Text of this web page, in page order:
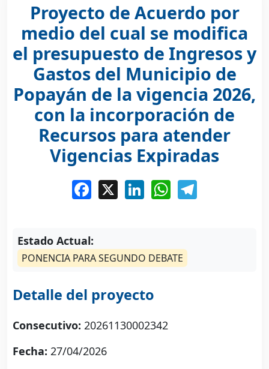
Proyecto de Acuerdo por
medio del cual se modifica
el presupuesto de Ingresos y
Gastos del Municipio de
Popayán de la vigencia 2026,
con la incorporación de
Recursos para atender
Vigencias Expiradas
Facebook LinkedInWhatsApp
Estado Actual:
Detalle del proyecto
Consecutivo: 20261130002342
Fecha: 27/04/2026